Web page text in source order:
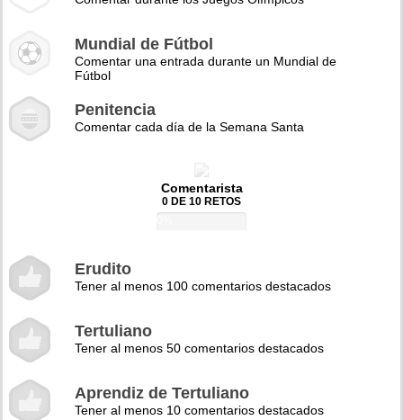
Mundial de Fútbol
Comentar una entrada durante un Mundial de
Fútbol
Penitencia
Comentar cada día de la Semana Santa
Comentarista
0 DE 10 RETOS
Erudito
Tener al menos 100 comentarios destacados
Tertuliano
Tener al menos 50 comentarios destacados
Aprendiz de Tertuliano
Tener al menos 10 comentarios destacados